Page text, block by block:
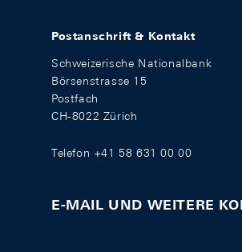
Postanschrift & Kontakt
Schweizerische Nationalbank
Börsenstrasse 15
Postfach
CH-8022 Zürich
Telefon +41 58 631 00 00
E-MAIL UND WEITERE